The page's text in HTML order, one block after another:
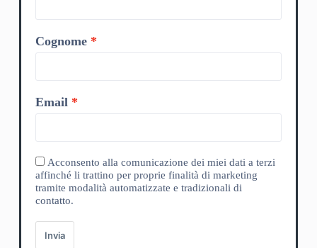
Cognome
Email
Acconsento alla comunicazione dei miei dati a terzi
affinché li trattino per proprie finalità di marketing
tramite modalità automatizzate e tradizionali di
contatto.
Invia